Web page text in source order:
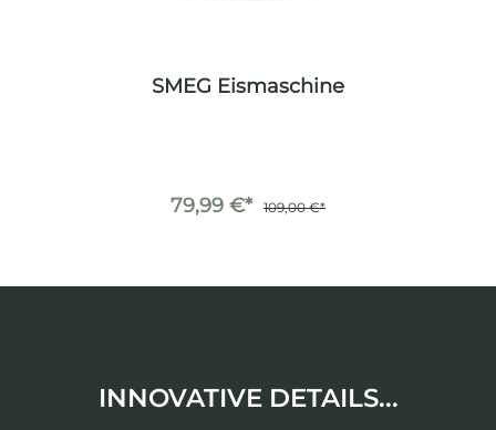
SMEG Eismaschine
79,99 €* 109,00 €*
INNOVATIVE DETAILS...